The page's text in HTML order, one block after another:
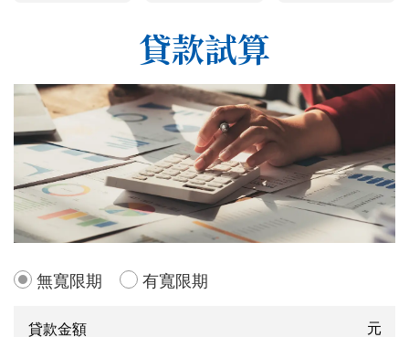
貸款試算
無寬限期 有寬限期
元